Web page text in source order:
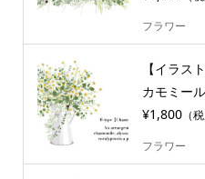
フラワー
【イラス
カモミー
¥1,800（税
フラワー